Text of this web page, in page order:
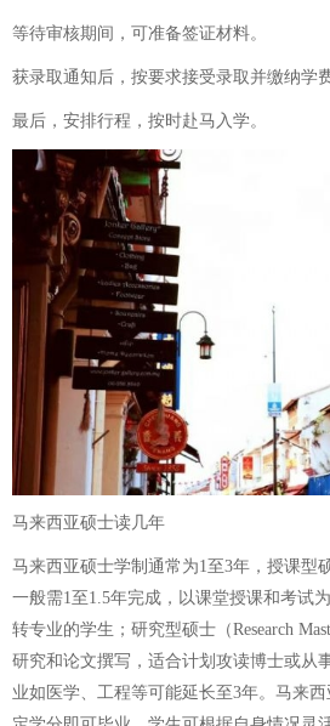
等待审核期间，可准备签证材料。
获录取通知后，按要求接受录取并缴纳学
最后，安排行程，按时赴马入学。
马来西亚硕士读几年
马来西亚硕士学制通常为1至3年，授课型硕
一般需1至1.5年完成，以课堂授课和考试
转专业的学生；研究型硕士（Research
研究和论文撰写，适合计划攻读博士或从
业如医学、工程等可能延长至3年。马来